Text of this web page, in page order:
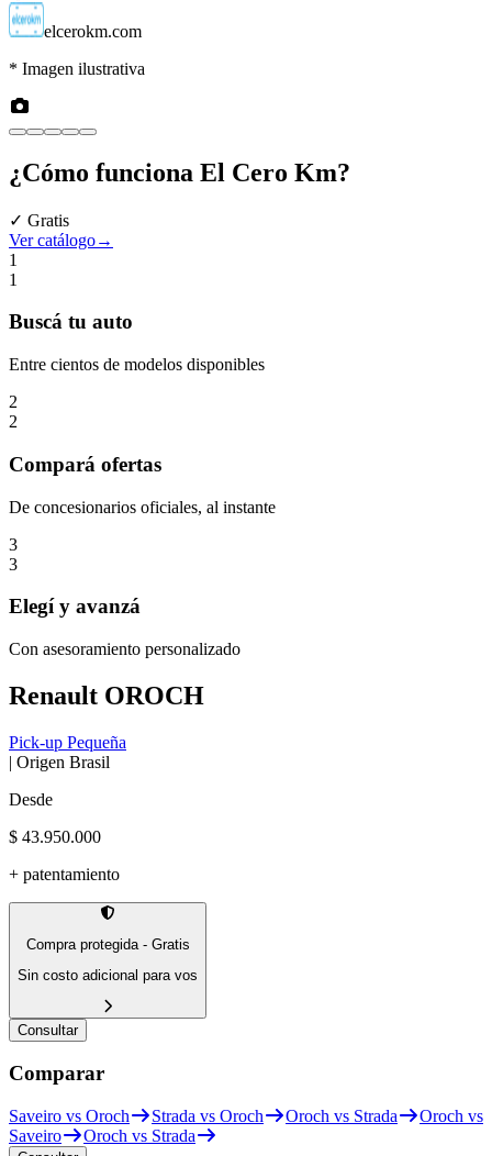
elcerokm.com
* Imagen ilustrativa
¿Cómo funciona El Cero Km?
✓ Gratis
Ver catálogo→
1
1
Buscá tu auto
Entre cientos de modelos disponibles
2
2
Compará ofertas
De concesionarios oficiales, al instante
3
3
Elegí y avanzá
Con asesoramiento personalizado
Renault OROCH
Pick-up Pequeña
| Origen Brasil
Desde
$ 43.950.000
+ patentamiento
Compra protegida - Gratis
Sin costo adicional para vos
Consultar
Comparar
Saveiro vs Oroch Strada vs Oroch Oroch vs Strada
Oroch vs
Saveiro
Oroch vs Strada